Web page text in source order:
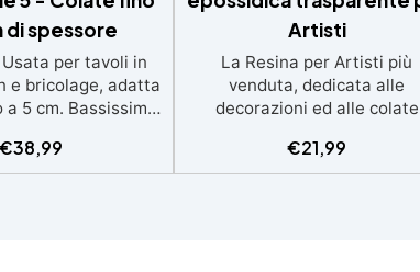
di spessore
per tavoli in
e bricolage, adatta
5 cm. Bassissima
a graffi e
€38,99
Artisti
La Resina per Artisti più
venduta, dedicata alle
decorazioni ed alle colate
rivestimenti, vassoi e
piccole creazioni
€21,99